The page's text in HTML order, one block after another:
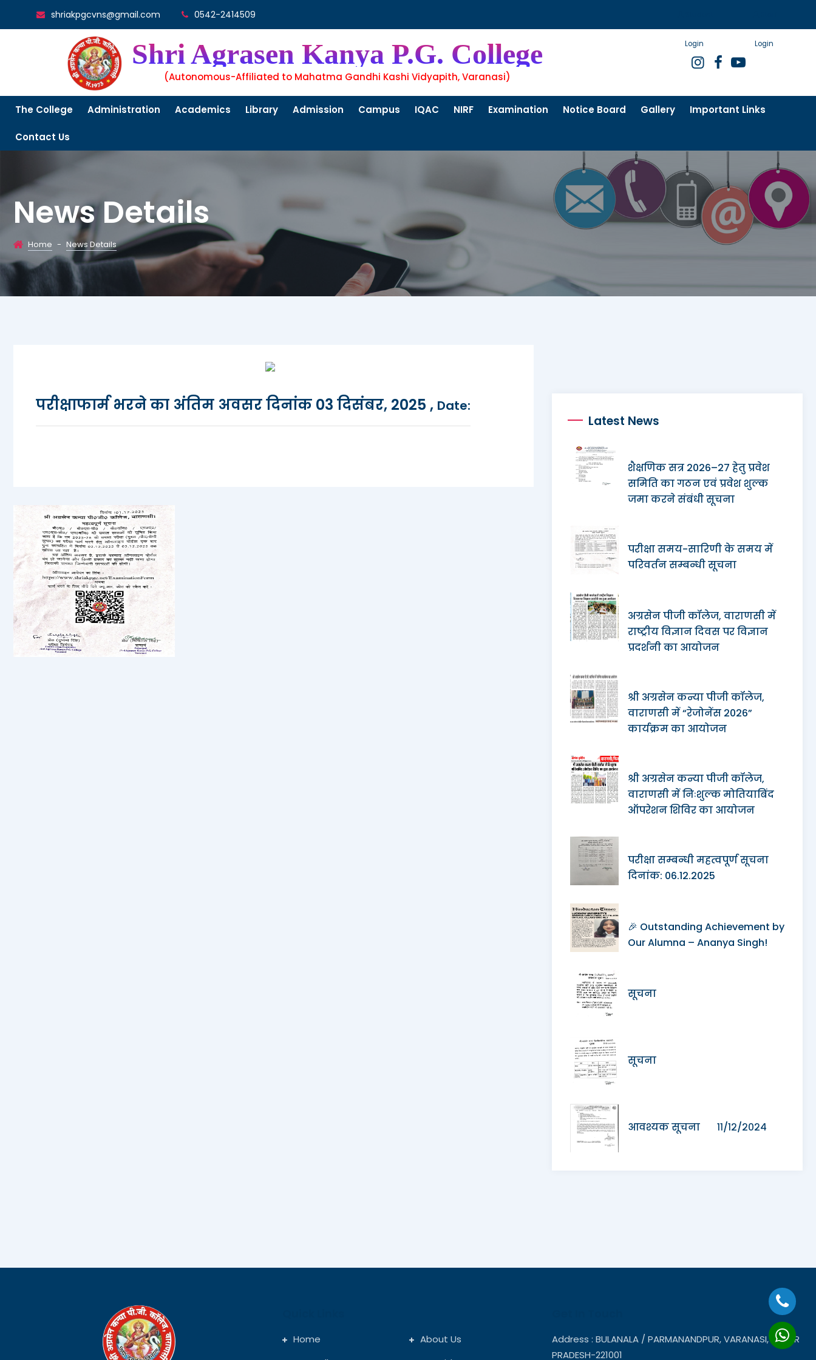
shriakpgcvns@gmail.com 0542-2414509
Login Login
Shri Agrasen Kanya P.G. College
(Autonomous-Affiliated to Mahatma Gandhi Kashi Vidyapith, Varanasi)
The College Administration Academics Library Admission Campus IQAC NIRF Examination Notice Board Gallery Important Links
Contact Us
News Details
Home - News Details
परीक्षाफार्म भरने का अंतिम अवसर दिनांक 03 दिसंबर, 2025 , Date:
Latest News
शैक्षणिक सत्र 2026–27 हेतु प्रवेश
समिति का गठन एवं प्रवेश शुल्क
जमा करने संबंधी सूचना
परीक्षा समय-सारिणी के समय में
परिवर्तन सम्बन्धी सूचना
अग्रसेन पीजी कॉलेज, वाराणसी में
राष्ट्रीय विज्ञान दिवस पर विज्ञान
प्रदर्शनी का आयोजन
श्री अग्रसेन कन्या पीजी कॉलेज,
वाराणसी में “रेजोनेंस 2026”
कार्यक्रम का आयोजन
श्री अग्रसेन कन्या पीजी कॉलेज,
वाराणसी में निःशुल्क मोतियाबिंद
ऑपरेशन शिविर का आयोजन
परीक्षा सम्बन्धी महत्वपूर्ण सूचना
दिनांक: 06.12.2025
🎉 Outstanding Achievement by
Our Alumna – Ananya Singh!
सूचना
सूचना
आवश्यक सूचना ११/१२/२०२४
Home
About Us
Address : BULANALA / PARMANANDPUR, VARANASI, UTTAR
PRADESH-221001